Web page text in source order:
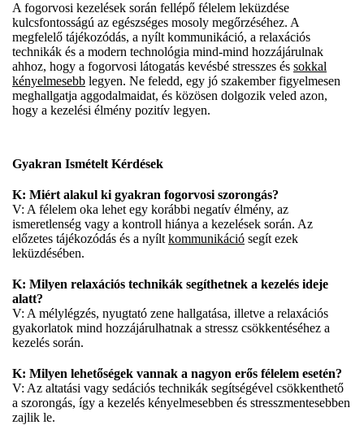
A fogorvosi kezelések során fellépő félelem leküzdése
kulcsfontosságú az egészséges mosoly megőrzéséhez. A
megfelelő tájékozódás, a nyílt kommunikáció, a relaxációs
technikák és a modern technológia mind-mind hozzájárulnak
ahhoz, hogy a fogorvosi látogatás kevésbé stresszes és sokkal
kényelmesebb legyen. Ne feledd, egy jó szakember figyelmesen
meghallgatja aggodalmaidat, és közösen dolgozik veled azon,
hogy a kezelési élmény pozitív legyen.
Gyakran Ismételt Kérdések
K: Miért alakul ki gyakran fogorvosi szorongás?
V: A félelem oka lehet egy korábbi negatív élmény, az
ismeretlenség vagy a kontroll hiánya a kezelések során. Az
előzetes tájékozódás és a nyílt kommunikáció segít ezek
leküzdésében.
K: Milyen relaxációs technikák segíthetnek a kezelés ideje
alatt?
V: A mélylégzés, nyugtató zene hallgatása, illetve a relaxációs
gyakorlatok mind hozzájárulhatnak a stressz csökkentéséhez a
kezelés során.
K: Milyen lehetőségek vannak a nagyon erős félelem esetén?
V: Az altatási vagy sedációs technikák segítségével csökkenthető
a szorongás, így a kezelés kényelmesebben és stresszmentesebben
zajlik le.